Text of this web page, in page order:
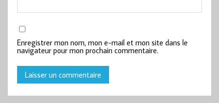
Enregistrer mon nom, mon e-mail et mon site dans le
navigateur pour mon prochain commentaire.